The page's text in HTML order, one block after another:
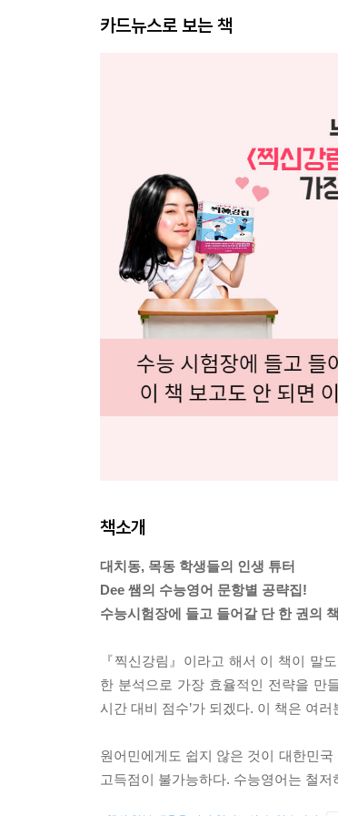
카드뉴스로 보는 책
책소개
대치동, 목동 학생들의 인생 튜터
Dee 쌤의 수능영어 문항별 공략집!
수능시험장에 들고 들어갈 단 한 권의
『찍신강림』이라고 해서 이 책이 말
한 분석으로 가장 효율적인 전략을 만
시간 대비 점수’가 되겠다. 이 책은 여
원어민에게도 쉽지 않은 것이 대한민
고득점이 불가능하다. 수능영어는 철